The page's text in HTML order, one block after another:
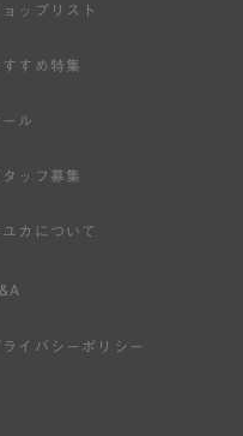
ョップリスト
すすめ特集
ール
タッフ募集
ユカについて
ライバシーポリシー